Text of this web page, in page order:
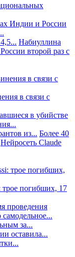
Индии и России
Набиуллина
второй раз с
в связи с
в убийстве
из... Более 40
Нейросеть Claude
трое погибших, 17
проведения
за...
оставила...